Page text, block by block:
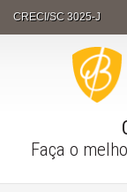
CRECI/SC 3025-J
Faça o